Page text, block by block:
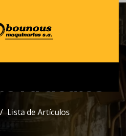
Artículos
Lista de Artículos